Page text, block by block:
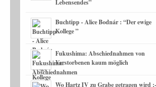
Lebensendes”
Buchtipp - Alice Bodnár : “Der ewige
Kollege ”
Fukushima: Abschiednahmen von
Verstorbenen kaum möglich
Wo Hartz IV zu Grabe getragen wird